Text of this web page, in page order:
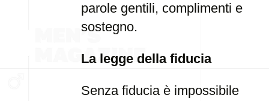
parole gentili, complimenti e
sostegno.
La legge della fiducia
Senza fiducia è impossibile